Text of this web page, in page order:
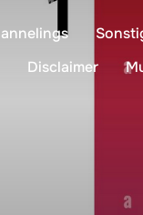
Disclaimer